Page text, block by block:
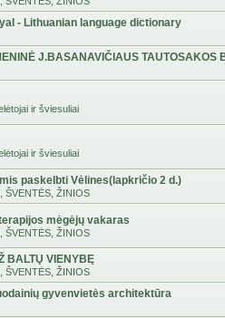
- Lithuanian language dictionary
J.BASANAVIČIAUS TAUTOSAKOS
ir šviesuliai
ir šviesuliai
paskelbti Vėlines(lapkričio 2 d.)
ŠVENTĖS, ŽINIOS
mėgėjų vakaras
ŠVENTĖS, ŽINIOS
BALTŲ VIENYBĘ
ŠVENTĖS, ŽINIOS
gyvenvietės architektūra